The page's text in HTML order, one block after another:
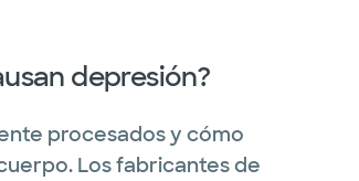
depresión?
procesados y cómo
Los fabricantes de